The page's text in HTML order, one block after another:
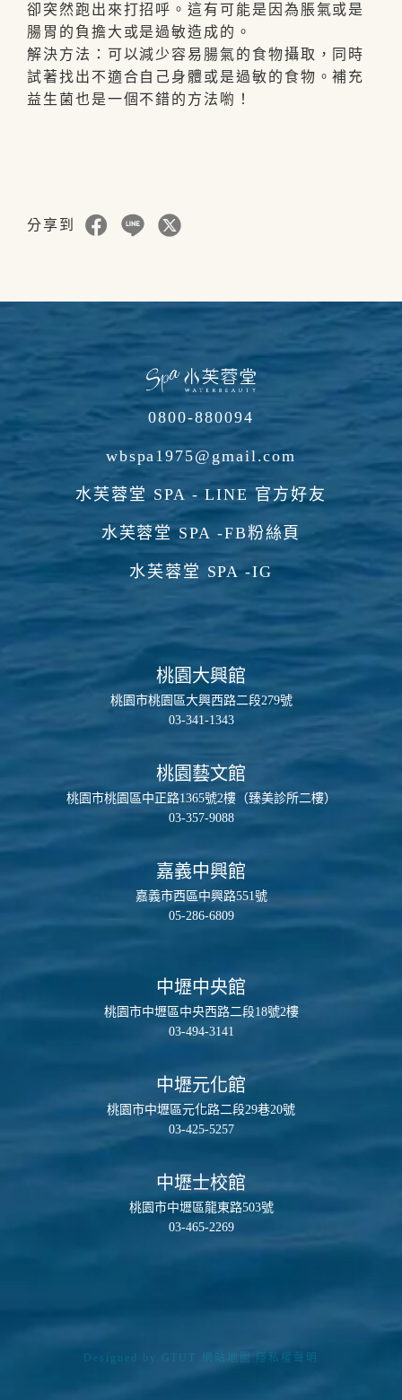
卻突然跑出來打招呼。這有可能是因為脹氣或是
腸胃的負擔大或是過敏造成的。
解決方法：可以減少容易腸氣的食物攝取，同時
試著找出不適合自己身體或是過敏的食物。補充
益生菌也是一個不錯的方法喲！
分享到
0800-880094
wbspa1975@gmail.com
水芙蓉堂 SPA - LINE 官方好友
水芙蓉堂 SPA -FB粉絲頁
水芙蓉堂 SPA -IG
桃園大興館
桃園市桃園區大興西路二段279號
03-341-1343
桃園藝文館
桃園市桃園區中正路1365號2樓（臻美診所二樓）
03-357-9088
嘉義中興館
嘉義市西區中興路551號
05-286-6809
中壢中央館
桃園市中壢區中央西路二段18號2樓
03-494-3141
中壢元化館
桃園市中壢區元化路二段29巷20號
03-425-5257
中壢士校館
桃園市中壢區龍東路503號
03-465-2269
Designed by GTUT 網站地圖 隱私權聲明